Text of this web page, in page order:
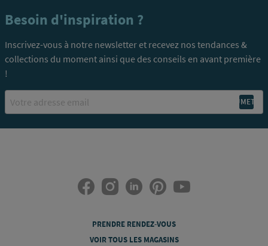
Besoin d'inspiration ?
Inscrivez-vous à notre newsletter et recevez nos tendances &
collections du moment ainsi que des conseils en avant première
!
Email
PRENDRE RENDEZ-VOUS
VOIR TOUS LES MAGASINS